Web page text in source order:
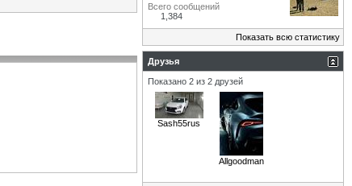
Всего сообщений
1,384
Показать всю статистику
Друзья
Показано 2 из 2 друзей
Sash55rus
Allgoodman